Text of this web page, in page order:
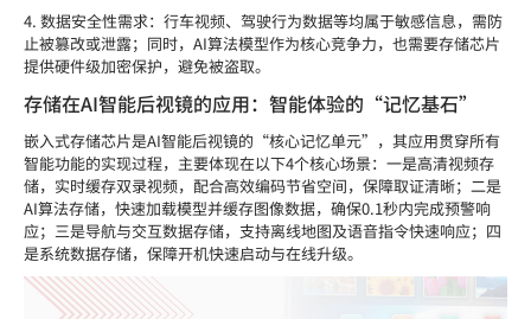
4. 数据安全性需求：行车视频、驾驶行为数据等均属于敏感信息，需防
止被篡改或泄露；同时， AI算法模型作为核心竞争力，也需要存储芯片
提供硬件级加密保护，避免被盗取。
存储在AI智能后视镜的应用：智能体验的“记忆基石”
嵌入式存储芯片是AI智能后视镜的 “核心记忆单元”， 其应用贯穿所有
智能功能的实现过程，主要体现在以下4个核心场景： 一是高清视频存
储，实时缓存双录视频，配合高效编码节省空间，保障取证清晰；二是
AI算法存储，快速加载模型并缓存图像数据，确保0.1秒内完成预警响
应；三是导航与交互数据存储，支持离线地图及语音指令快速响应；四
是系统数据存储，保障开机快速启动与在线升级。